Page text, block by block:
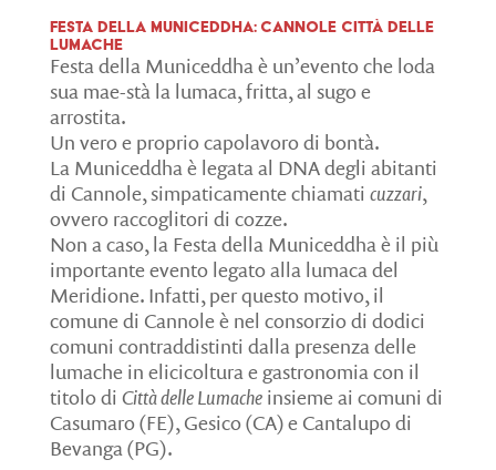
Festa della Municeddha: Cannole Città delle
Lumache
Festa della Municeddha è un’evento che loda
sua mae-stà la lumaca, fritta, al sugo e
arrostita.
Un vero e proprio capolavoro di bontà.
La Municeddha è legata al DNA degli abitanti
di Cannole, simpaticamente chiamati cuzzari,
ovvero raccoglitori di cozze.
Non a caso, la Festa della Municeddha è il più
importante evento legato alla lumaca del
Meridione. Infatti, per questo motivo, il
comune di Cannole è nel consorzio di dodici
comuni contraddistinti dalla presenza delle
lumache in elicicoltura e gastronomia con il
titolo di Città delle Lumacheinsieme ai comuni di
Casumaro (FE), Gesico (CA) e Cantalupo di
Bevanga (PG).